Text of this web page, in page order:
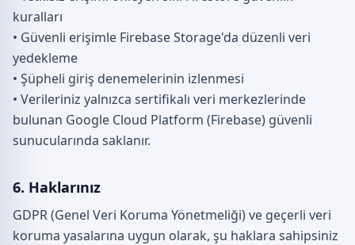
kuralları
• Güvenli erişimle Firebase Storage'da düzenli veri
yedekleme
• Şüpheli giriş denemelerinin izlenmesi
• Verileriniz yalnızca sertifikalı veri merkezlerinde
bulunan Google Cloud Platform (Firebase) güvenli
sunucularında saklanır.
6. Haklarınız
GDPR (Genel Veri Koruma Yönetmeliği) ve geçerli veri
koruma yasalarına uygun olarak, şu haklara sahipsiniz